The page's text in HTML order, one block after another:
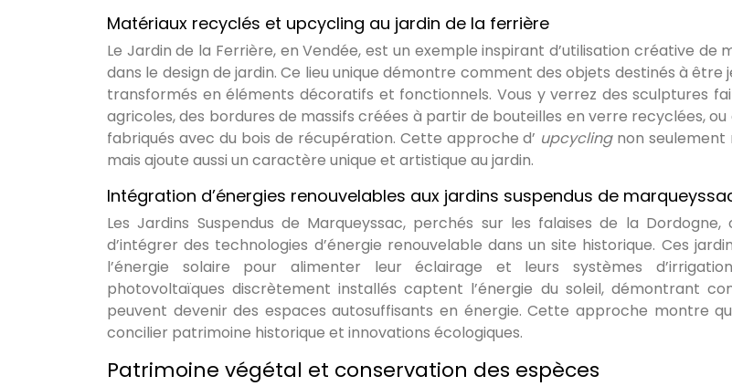
Matériaux recyclés et upcycling au jardin de la ferrière
Le Jardin de la Ferrière, en Vendée, est un exemple inspirant d’utilisation créative de
dans le design de jardin. Ce lieu unique démontre comment des objets destinés à
transformés en éléments décoratifs et fonctionnels. Vous y verrez des sculptures
agricoles, des bordures de massifs créées à partir de bouteilles en verre recyclées,
fabriqués avec du bois de récupération. Cette approche d’ upcycling non
mais ajoute aussi un caractère unique et artistique au jardin.
Intégration d’énergies renouvelables aux jardins suspendus de
Les Jardins Suspendus de Marqueyssac, perchés sur les falaises de la
d’intégrer des technologies d’énergie renouvelable dans un site historique. Ces
l’énergie solaire pour alimenter leur éclairage et leurs systèmes
photovoltaïques discrètement installés captent l’énergie du soleil, démontrant
peuvent devenir des espaces autosuffisants en énergie. Cette approche montre
concilier patrimoine historique et innovations écologiques.
Patrimoine végétal et conservation des espèces